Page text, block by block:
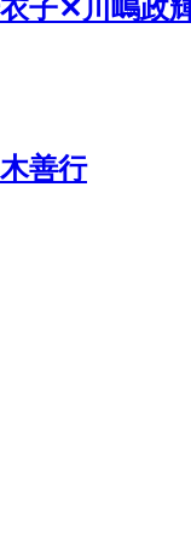
子✕川嶋政
善行